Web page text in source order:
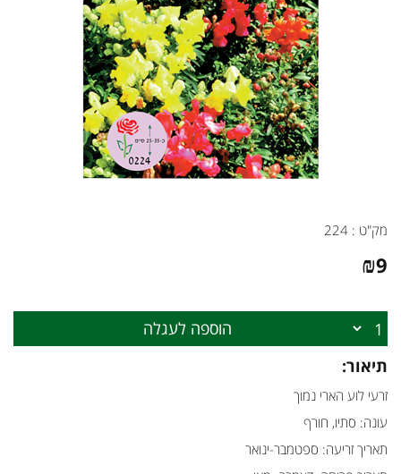
מק"ט : 224
₪9
הוספה לעגלה
תיאור:
זרעי לוע הארי נמוך
עונה: סתיו, חורף
תאריך זריעה: ספטמבר-ינואר